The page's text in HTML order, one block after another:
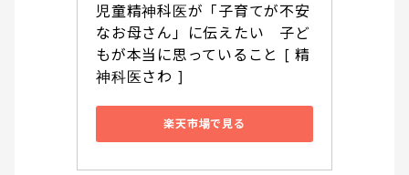
児童精神科医が「子育てが不安
なお母さん」に伝えたい　子ど
もが本当に思っていること [ 精
神科医さわ ]
楽天市場で見る